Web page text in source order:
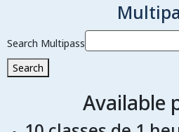
Search Multipass
Search
Available